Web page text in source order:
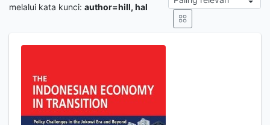
melalui kata kunci: author=hill, hal